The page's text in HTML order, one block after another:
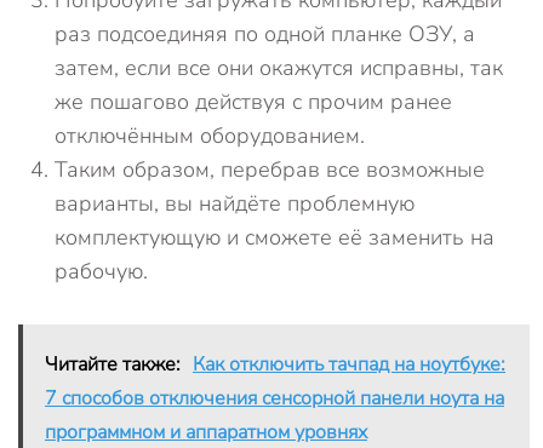
раз подсоединяя по одной планке ОЗУ, а
затем, если все они окажутся исправны, так
же пошагово действуя с прочим ранее
отключённым оборудованием.
Таким образом, перебрав все возможные
варианты, вы найдёте проблемную
комплектующую и сможете её заменить на
рабочую.
Читайте также: Как отключить тачпад на ноутбуке:
7 способов отключения сенсорной панели ноута на
программном и аппаратном уровнях